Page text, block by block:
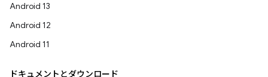
Android 13
Android 12
Android 11
ドキュメントとダウンロード